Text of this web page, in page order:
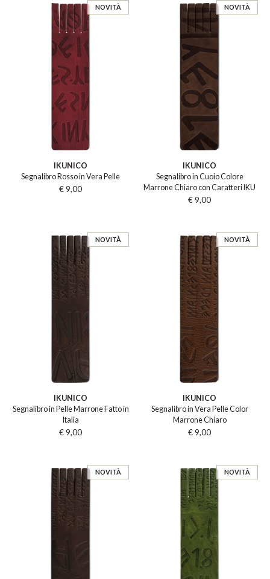
NOVITÀ
IKUNICO
Segnalibro Rosso in Vera Pelle
€ 9,00
NOVITÀ
IKUNICO
Segnalibro in Cuoio Colore
Marrone Chiaro con Caratteri IKU
€ 9,00
NOVITÀ
IKUNICO
Segnalibro in Pelle Marrone Fatto in
Italia
€ 9,00
NOVITÀ
IKUNICO
Segnalibro in Vera Pelle Color
Marrone Chiaro
€ 9,00
NOVITÀ NOVITÀ